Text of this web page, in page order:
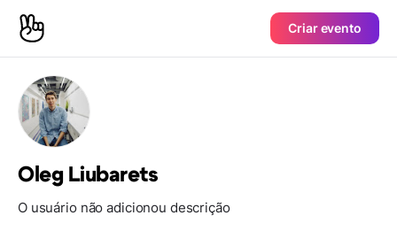
Criar evento
Oleg Liubarets
O usuário não adicionou descrição